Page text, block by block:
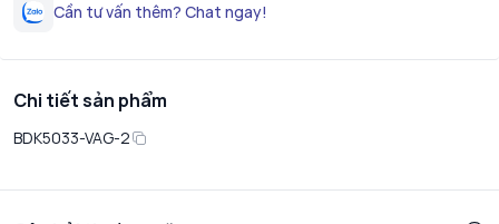
Cần tư vấn thêm? Chat ngay!
Chi tiết sản phẩm
BDK5033-VAG-2